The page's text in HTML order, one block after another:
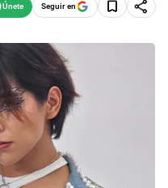
Seguir en